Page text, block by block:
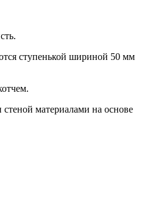
ступенькой шириной 50 мм
материалами на основе